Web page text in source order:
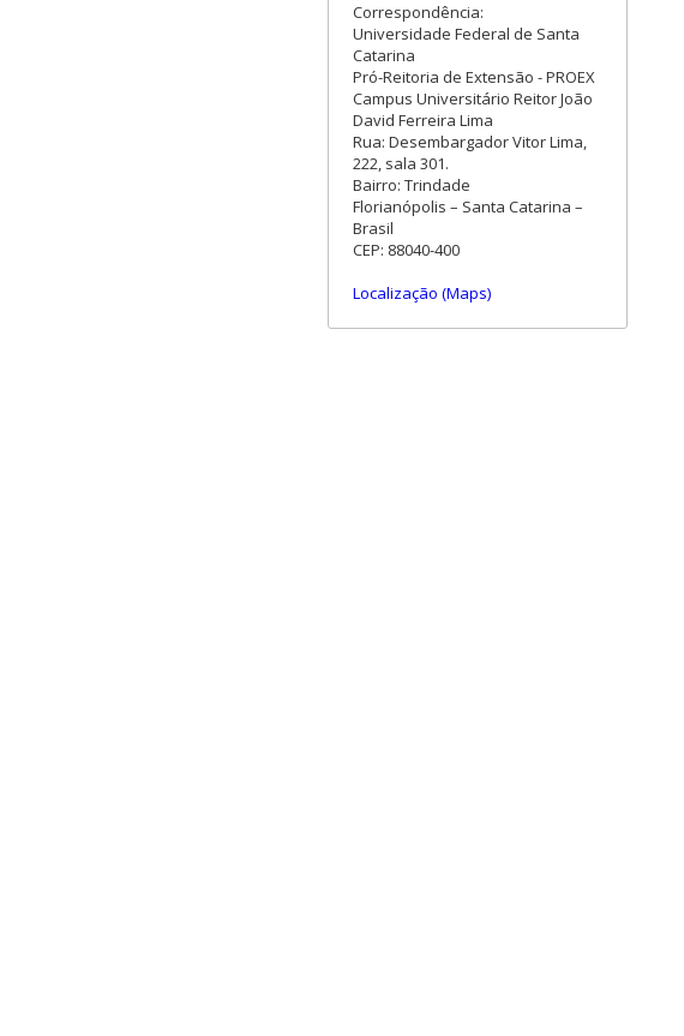
Correspondência:
Universidade Federal de Santa
Catarina
Pró-Reitoria de Extensão - PROEX
Campus Universitário Reitor João
David Ferreira Lima
Rua: Desembargador Vitor Lima,
222, sala 301.
Bairro: Trindade
Florianópolis – Santa Catarina –
Brasil
CEP: 88040-400
Localização (Maps)